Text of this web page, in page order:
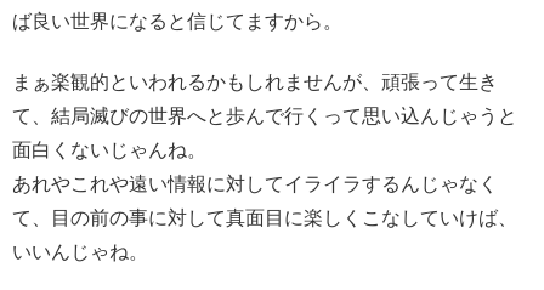
ば良い世界になると信じてますから。
まぁ楽観的といわれるかもしれませんが、頑張って生き
て、結局滅びの世界へと歩んで行くって思い込んじゃうと
面白くないじゃんね。
あれやこれや遠い情報に対してイライラするんじゃなく
て、目の前の事に対して真面目に楽しくこなしていけば、
いいんじゃね。